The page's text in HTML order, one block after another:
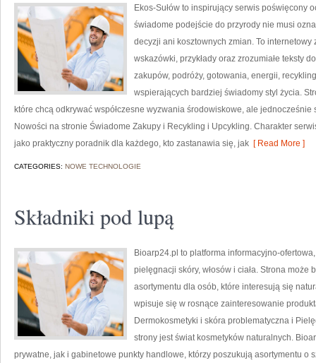
Ekos-Sułów to inspirujący serwis poświęcony
świadome podejście do przyrody nie musi
decyzji ani kosztownych zmian. To
wskazówki, przykłady oraz zrozumiałe teksty
zakupów, podróży, gotowania, energii,
wspierających bardziej świadomy styl życia.
które chcą odkrywać współczesne wyzwania środowiskowe, ale
Nowości na stronie Świadome Zakupy i Recykling i Upcykling. Charakter
jako praktyczny poradnik dla każdego, kto zastanawia się, jak [ Read More ]
CATEGORIES: NOWE TECHNOLOGIE
Składniki pod lupą
Bioarp24.pl to platforma informacyjno-
pielęgnacji skóry, włosów i ciała. Strona
asortymentu dla osób, które interesują się
wpisuje się w rosnące zainteresowanie
Dermokosmetyki i skóra problematyczna i
strony jest świat kosmetyków naturalnych.
prywatne, jak i gabinetowe punkty handlowe, którzy poszukują asortymentu o